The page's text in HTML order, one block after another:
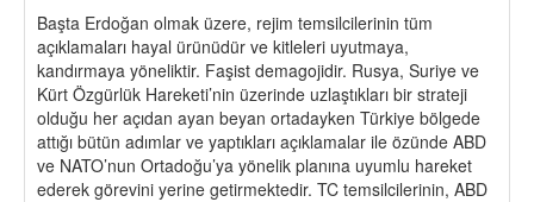
Başta Erdoğan olmak üzere, rejim temsilcilerinin tüm
açıklamaları hayal ürünüdür ve kitleleri uyutmaya,
kandırmaya yöneliktir. Faşist demagojidir. Rusya, Suriye ve
Kürt Özgürlük Hareketi’nin üzerinde uzlaştıkları bir strateji
olduğu her açıdan ayan beyan ortadayken Türkiye bölgede
attığı bütün adımlar ve yaptıkları açıklamalar ile özünde ABD
ve NATO’nun Ortadoğu’ya yönelik planına uyumlu hareket
ederek görevini yerine getirmektedir. TC temsilcilerinin, ABD